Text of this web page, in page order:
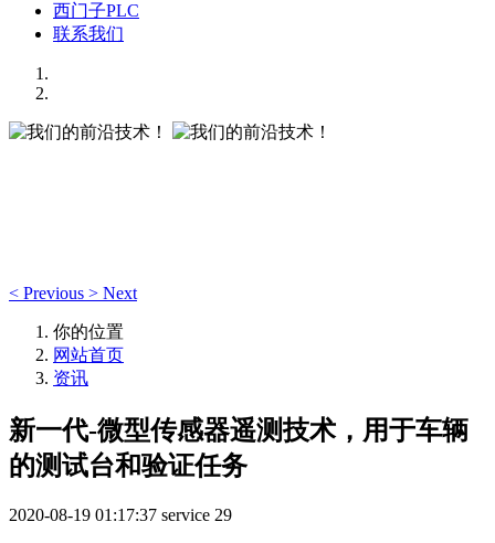
西门子PLC
联系我们
< Previous > Next
你的位置
网站首页
资讯
新一代-微型传感器遥测技术，用于车辆
的测试台和验证任务
2020-08-19 01:17:37 service 29